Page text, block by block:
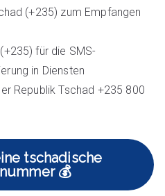
(+235) zum Empfangen
für die SMS-
in Diensten
Republik Tschad +235 800
tschadische
💰